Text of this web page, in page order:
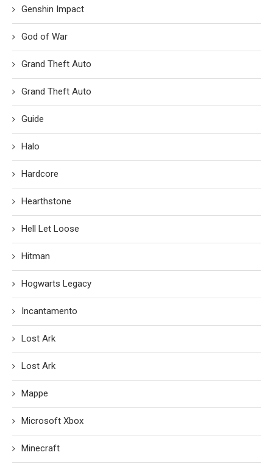
Genshin Impact
God of War
Grand Theft Auto
Grand Theft Auto
Guide
Halo
Hardcore
Hearthstone
Hell Let Loose
Hitman
Hogwarts Legacy
Incantamento
Lost Ark
Lost Ark
Mappe
Microsoft Xbox
Minecraft